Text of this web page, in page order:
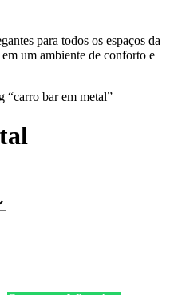
para todos os espaços da
um ambiente de conforto e
“carro bar em metal”